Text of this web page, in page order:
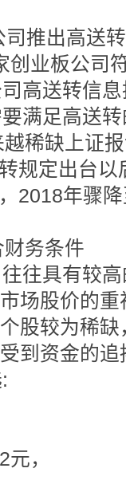
高送转信
满足高送
稀缺上证
规定出台
2018年骤
务条件
往具有较
场股价的
股较为稀
到资金的追
，